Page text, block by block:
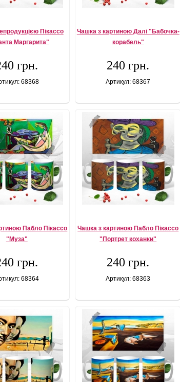
Пікассо
Маргарита"
грн.
68368
Чашка з картиною Далі "Бабочка-
корабель"
240 грн.
Артикул: 68367
Пабло Пікассо
"Муза"
грн.
68364
Чашка з картиною Пабло Пікассо
"Портрет коханки"
240 грн.
Артикул: 68363